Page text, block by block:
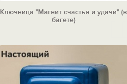
Ключница "Магнит счастья и удачи" (в
багете)